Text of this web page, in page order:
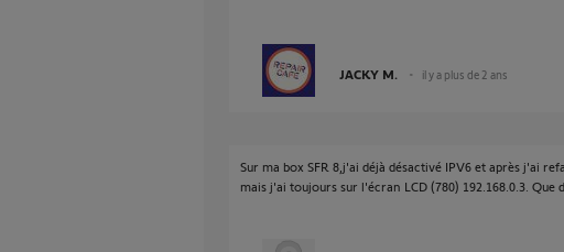
JACKY M. il y a plus de 2 ans
Sur ma box SFR 8,j'ai déjà désactivé IPV6 et après j'ai
mais j'ai toujours sur l'écran LCD (780) 192.168.0.3. Que